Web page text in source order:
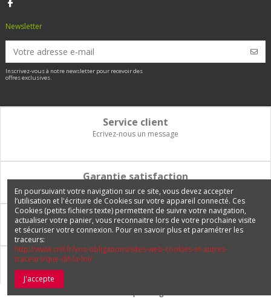
Newsletter
Inscrivez-vous à notre newsletter pour recevoir des
offres exclusives.
Service client
Ecrivez-nous un message
Garantie satisfaction
Vous disposez de 14 jours pour changer d'avis et être remboursé
Paiement 100% sécurisé
Carte bancaire, PayPal, 3 fois sans frais, virement bancaire
Livraison Internationale
Expédition en France, en Europe et vers tous les DOM-TOM
En poursuivant votre navigation sur ce site, vous devez accepter
l’utilisation et l'écriture de Cookies sur votre appareil connecté. Ces
Cookies (petits fichiers texte) permettent de suivre votre navigation,
actualiser votre panier, vous reconnaitre lors de votre prochaine visite
et sécuriser votre connexion. Pour en savoir plus et paramétrer les
traceurs:
http://www.cnil.fr/vos-obligations/sites-web-cookies-et-autres-
traceurs/que-dit-la-loi/
J'accepte